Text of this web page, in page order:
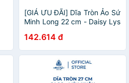
[GIÁ ƯU ĐÃI] Dĩa Tròn Ảo Sứ
Minh Long 22 cm - Daisy Lys
142.614 đ